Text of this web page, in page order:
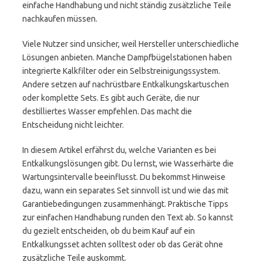
einfache Handhabung und nicht ständig zusätzliche Teile
nachkaufen müssen.
Viele Nutzer sind unsicher, weil Hersteller unterschiedliche
Lösungen anbieten. Manche Dampfbügelstationen haben
integrierte Kalkfilter oder ein Selbstreinigungssystem.
Andere setzen auf nachrüstbare Entkalkungskartuschen
oder komplette Sets. Es gibt auch Geräte, die nur
destilliertes Wasser empfehlen. Das macht die
Entscheidung nicht leichter.
In diesem Artikel erfährst du, welche Varianten es bei
Entkalkungslösungen gibt. Du lernst, wie Wasserhärte die
Wartungsintervalle beeinflusst. Du bekommst Hinweise
dazu, wann ein separates Set sinnvoll ist und wie das mit
Garantiebedingungen zusammenhängt. Praktische Tipps
zur einfachen Handhabung runden den Text ab. So kannst
du gezielt entscheiden, ob du beim Kauf auf ein
Entkalkungsset achten solltest oder ob das Gerät ohne
zusätzliche Teile auskommt.